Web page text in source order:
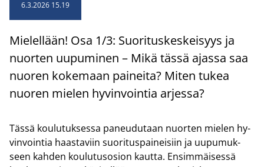
6.3.2026 15.19
Mie­lel­lään! Osa 1/3: Suo­ri­tus­kes­kei­syys ja
nuor­ten uu­pu­mi­nen – Mikä tässä ajas­sa saa
nuo­ren ko­ke­maan pai­nei­ta? Miten tukea
nuo­ren mie­len hy­vin­voin­tia ar­jes­sa?
Tässä kou­lu­tuk­ses­sa pa­neu­du­taan nuor­ten mie­len hy­
vin­voin­tia haas­ta­viin suo­ri­tus­pai­nei­siin ja uu­pu­muk­
seen kah­den kou­lu­tuso­sion kaut­ta. En­sim­mäi­ses­sä